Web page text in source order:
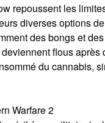
repoussent les
diverses options
des bongs et
flous après
du cannabis,
Warfare 2